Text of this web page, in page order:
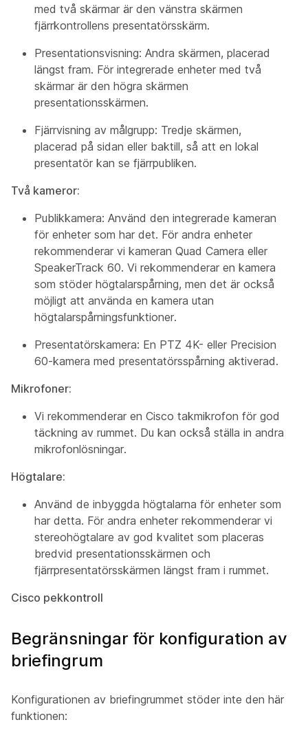
med två skärmar är den vänstra skärmen
fjärrkontrollens presentatörsskärm.
Presentationsvisning: Andra skärmen, placerad
längst fram. För integrerade enheter med två
skärmar är den högra skärmen
presentationsskärmen.
Fjärrvisning av målgrupp: Tredje skärmen,
placerad på sidan eller baktill, så att en lokal
presentatör kan se fjärrpubliken.
Två kameror:
Publikkamera: Använd den integrerade kameran
för enheter som har det. För andra enheter
rekommenderar vi kameran Quad Camera eller
SpeakerTrack 60. Vi rekommenderar en kamera
som stöder högtalarspårning, men det är också
möjligt att använda en kamera utan
högtalarspårningsfunktioner.
Presentatörskamera: En PTZ 4K- eller Precision
60-kamera med presentatörsspårning aktiverad.
Mikrofoner:
Vi rekommenderar en Cisco takmikrofon för god
täckning av rummet. Du kan också ställa in andra
mikrofonlösningar.
Högtalare:
Använd de inbyggda högtalarna för enheter som
har detta. För andra enheter rekommenderar vi
stereohögtalare av god kvalitet som placeras
bredvid presentationsskärmen och
fjärrpresentatörsskärmen längst fram i rummet.
Cisco pekkontroll
Begränsningar för konfiguration av
briefingrum
Konfigurationen av briefingrummet stöder inte den här
funktionen: